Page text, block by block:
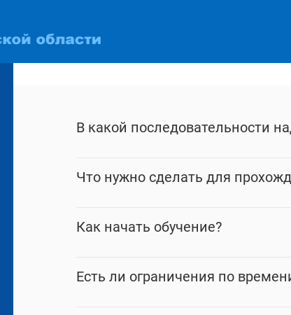
В какой последовательности
Что нужно сделать для
Как начать обучение?
Есть ли ограничения по